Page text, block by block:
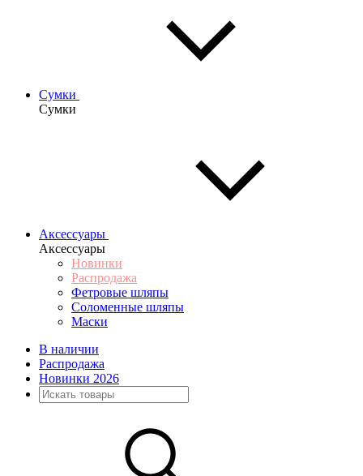
Сумки
Сумки
Аксессуары
Аксессуары
Новинки
Распродажа
Фетровые шляпы
Соломенные шляпы
Маски
В наличии
Распродажа
Новинки 2026